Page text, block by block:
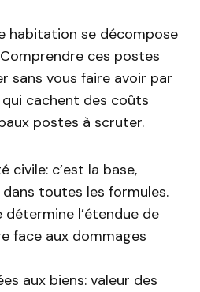
habitation se décompose
ces postes
sans vous faire avoir par
cachent des coûts
postes à scruter.
civile: c’est la base,
toutes les formules.
détermine l’étendue de
face aux dommages
aux biens: valeur des